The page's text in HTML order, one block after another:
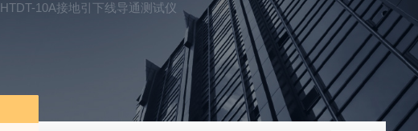
HTDT-10A接地引下线导通测试仪